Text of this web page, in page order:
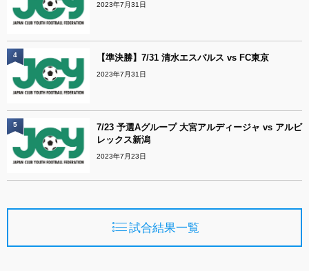
2023年7月31日
【準決勝】7/31 清水エスパルス vs FC東京
2023年7月31日
4
7/23 予選Aグループ 大宮アルディージャ vs アルビ
レックス新潟
2023年7月23日
5
試合結果一覧